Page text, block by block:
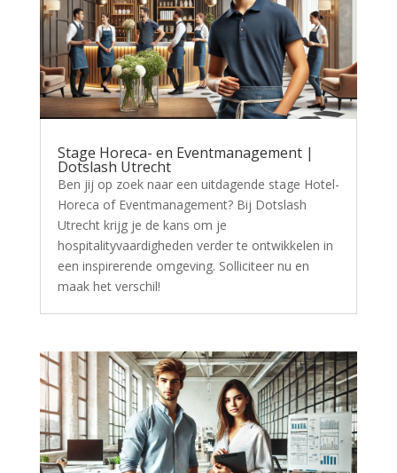
Stage Horeca- en Eventmanagement |
Dotslash Utrecht
Ben jij op zoek naar een uitdagende stage Hotel-
Horeca of Eventmanagement? Bij Dotslash
Utrecht krijg je de kans om je
hospitalityvaardigheden verder te ontwikkelen in
een inspirerende omgeving. Solliciteer nu en
maak het verschil!